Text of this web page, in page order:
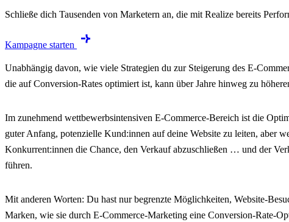
Schließe dich Tausenden von Marketern an, die mit Realize bereits
Kampagne starten
Unabhängig davon, wie viele Strategien du zur Steigerung des E-
die auf Conversion-Rates optimiert ist, kann über Jahre hinweg zu
Im zunehmend wettbewerbsintensiven E-Commerce-Bereich ist die
guter Anfang, potenzielle Kund:innen auf deine Website zu leiten, aber
Konkurrent:innen die Chance, den Verkauf abzuschließen … und der
führen.
Mit anderen Worten: Du hast nur begrenzte Möglichkeiten, Website-
Marken, wie sie durch E-Commerce-Marketing eine Conversion-Rate-